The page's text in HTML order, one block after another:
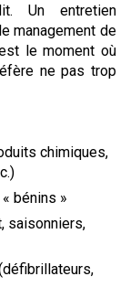
Un entretien
management de
le moment où
ne pas trop
chimiques,
bénins »
saisonniers,